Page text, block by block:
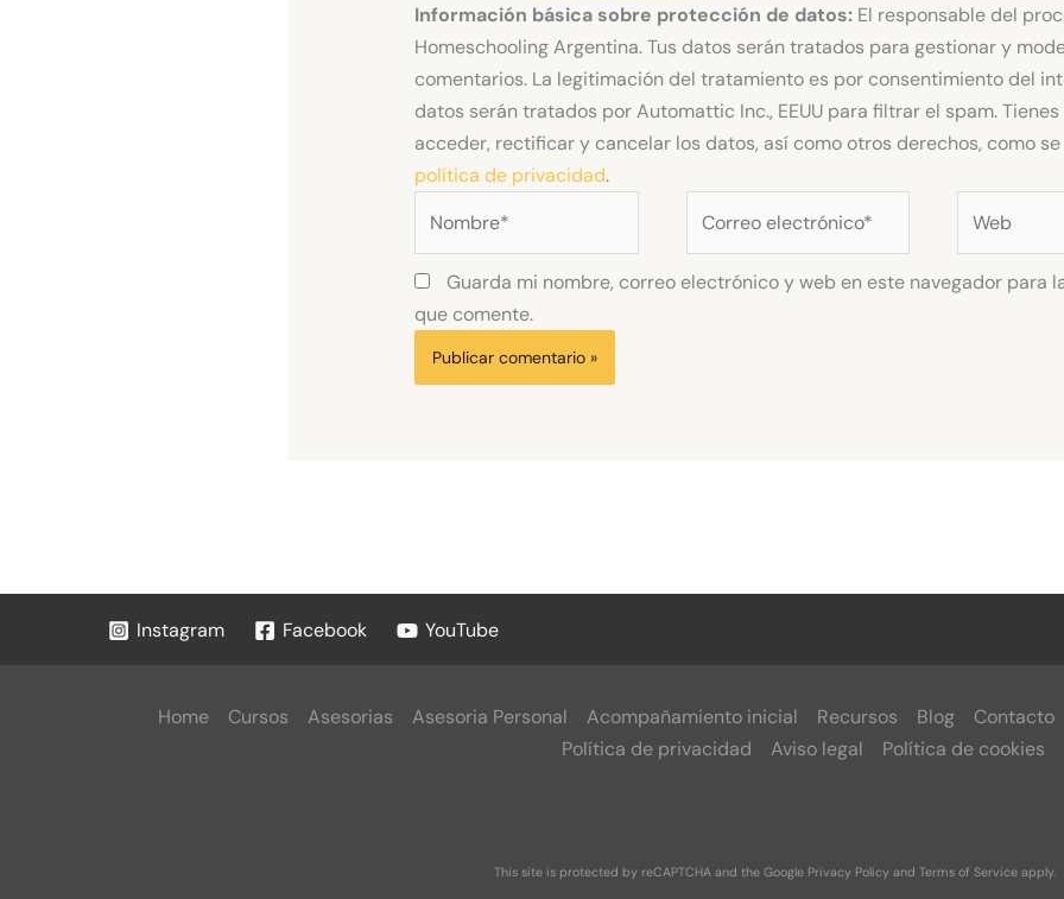
Información básica sobre protección de datos: El responsable del
Homeschooling Argentina. Tus datos serán tratados para gestionar y
comentarios. La legitimación del tratamiento es por consentimiento del
datos serán tratados por Automattic Inc., EEUU para filtrar el spam.
acceder, rectificar y cancelar los datos, así como otros derechos, como
política de privacidad.
electrónico*
Guarda mi nombre, correo electrónico y web en este navegador para
que comente.
Instagram Facebook YouTube
Home Cursos Asesorias Asesoria Personal Acompañamiento inicial Recursos Blog Contacto
Política de privacidad
Aviso legal Política de cookies
This site is protected by reCAPTCHA and the Google Privacy Policyand Terms of Serviceapply.